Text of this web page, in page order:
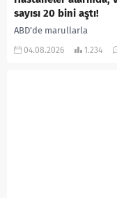
sayısı 20 bini aştı!
ABD’de marullarla
ilişkilendirilen
04.08.2026 1.234